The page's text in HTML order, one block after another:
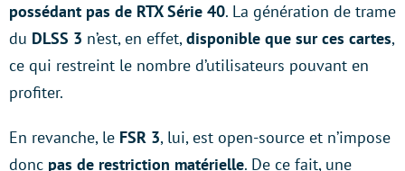
possédant pas de RTX Série 40. La génération de trame
du DLSS 3 n’est, en effet,disponible que sur ces cartes,
ce qui restreint le nombre d’utilisateurs pouvant en
profiter.
En revanche, le FSR 3, lui, est open-source et n’impose
donc pas de restriction matérielle. De ce fait, une